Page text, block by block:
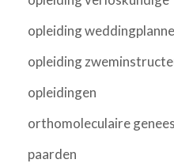
opleiding
opleiding
opleidingen
orthomoleculaire
paarden